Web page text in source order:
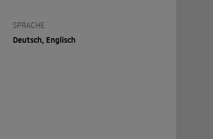
SPRACHE
Deutsch, Englisch